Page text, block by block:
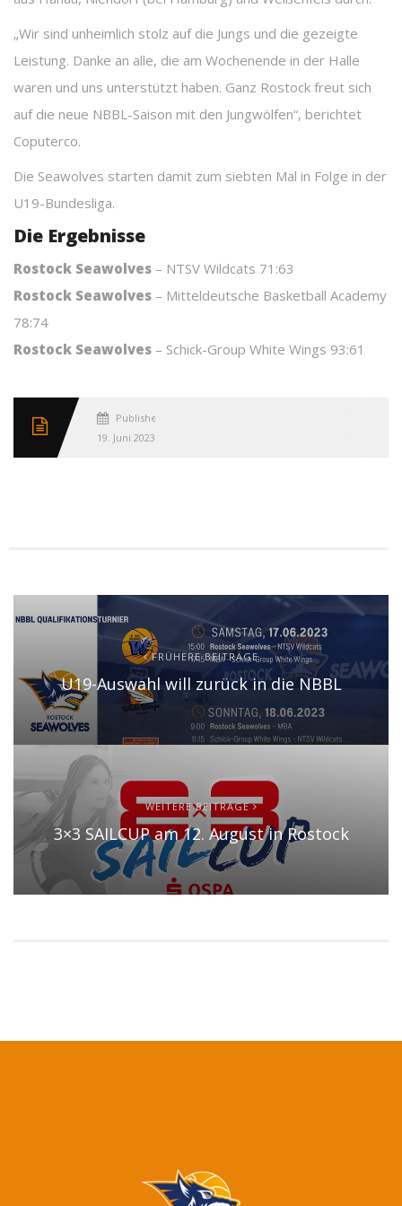
„Wir sind unheimlich stolz auf die Jungs und die gezeigte
Leistung. Danke an alle, die am Wochenende in der Halle
waren und uns unterstützt haben. Ganz Rostock freut sich
auf die neue NBBL-Saison mit den Jungwölfen“, berichtet
Coputerco.
Die Seawolves starten damit zum siebten Mal in Folge in der
U19-Bundesliga.
Die Ergebnisse
Rostock Seawolves – NTSV Wildcats 71:63
Rostock Seawolves – Mitteldeutsche Basketball Academy
78:74
Rostock Seawolves – Schick-Group White Wings 93:61
Published
19. Juni 2023
FRÜHERE BEITRÄGE
U19-Auswahl will zurück in die NBBL
WEITERE BEITRÄGE
3×3 SAILCUP am 12. August in Rostock